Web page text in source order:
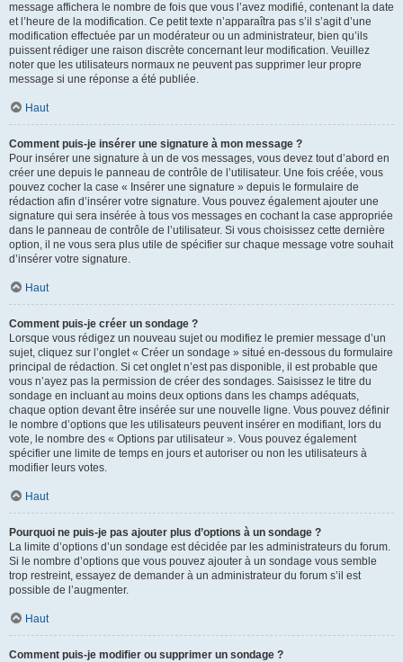
message affichera le nombre de fois que vous l’avez modifié, contenant la date
et l’heure de la modification. Ce petit texte n’apparaîtra pas s’il s’agit d’une
modification effectuée par un modérateur ou un administrateur, bien qu’ils
puissent rédiger une raison discrète concernant leur modification. Veuillez
noter que les utilisateurs normaux ne peuvent pas supprimer leur propre
message si une réponse a été publiée.
Haut
Comment puis-je insérer une signature à mon message ?
Pour insérer une signature à un de vos messages, vous devez tout d’abord en
créer une depuis le panneau de contrôle de l’utilisateur. Une fois créée, vous
pouvez cocher la case « Insérer une signature » depuis le formulaire de
rédaction afin d’insérer votre signature. Vous pouvez également ajouter une
signature qui sera insérée à tous vos messages en cochant la case appropriée
dans le panneau de contrôle de l’utilisateur. Si vous choisissez cette dernière
option, il ne vous sera plus utile de spécifier sur chaque message votre souhait
d’insérer votre signature.
Haut
Comment puis-je créer un sondage ?
Lorsque vous rédigez un nouveau sujet ou modifiez le premier message d’un
sujet, cliquez sur l’onglet « Créer un sondage » situé en-dessous du formulaire
principal de rédaction. Si cet onglet n’est pas disponible, il est probable que
vous n’ayez pas la permission de créer des sondages. Saisissez le titre du
sondage en incluant au moins deux options dans les champs adéquats,
chaque option devant être insérée sur une nouvelle ligne. Vous pouvez définir
le nombre d’options que les utilisateurs peuvent insérer en modifiant, lors du
vote, le nombre des « Options par utilisateur ». Vous pouvez également
spécifier une limite de temps en jours et autoriser ou non les utilisateurs à
modifier leurs votes.
Haut
Pourquoi ne puis-je pas ajouter plus d’options à un sondage ?
La limite d’options d’un sondage est décidée par les administrateurs du forum.
Si le nombre d’options que vous pouvez ajouter à un sondage vous semble
trop restreint, essayez de demander à un administrateur du forum s’il est
possible de l’augmenter.
Haut
Comment puis-je modifier ou supprimer un sondage ?